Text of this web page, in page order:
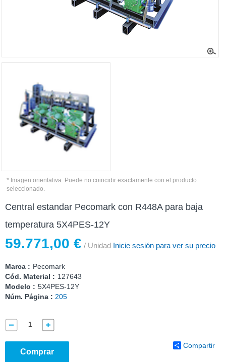
* Imagen orientativa. Puede no coincidir exactamente con el producto
seleccionado.
Central estandar Pecomark con R448A para baja
temperatura 5X4PES-12Y
59.771,00 € / Unidad Inicie sesión para ver su precio
Marca : Pecomark
Cód. Material : 127643
Modelo : 5X4PES-12Y
Núm. Página : 205
Comprar
Compartir